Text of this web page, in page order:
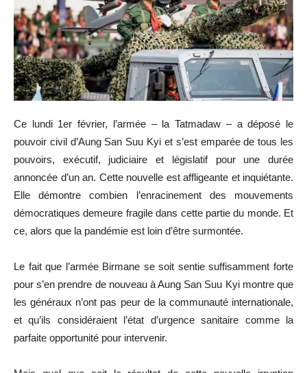
Ce lundi 1er février, l’armée – la Tatmadaw – a déposé le
pouvoir civil d’Aung San Suu Kyi et s’est emparée de tous les
pouvoirs, exécutif, judiciaire et législatif pour une durée
annoncée d’un an. Cette nouvelle est affligeante et inquiétante.
Elle démontre combien l’enracinement des mouvements
démocratiques demeure fragile dans cette partie du monde. Et
ce, alors que la pandémie est loin d’être surmontée.
Le fait que l’armée Birmane se soit sentie suffisamment forte
pour s’en prendre de nouveau à Aung San Suu Kyi montre que
les généraux n’ont pas peur de la communauté internationale,
et qu’ils considéraient l’état d’urgence sanitaire comme la
parfaite opportunité pour intervenir.